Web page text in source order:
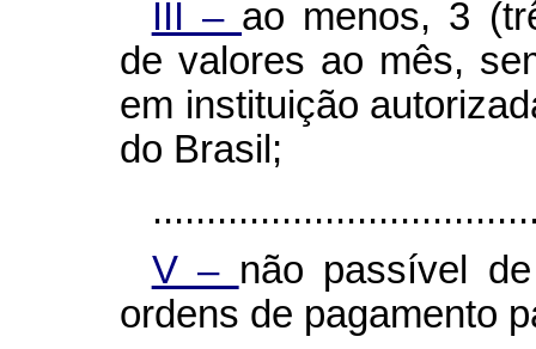
III – ao menos, 3
de valores ao mês,
em instituição
do Brasil;
V – não passível
ordens de pagamento